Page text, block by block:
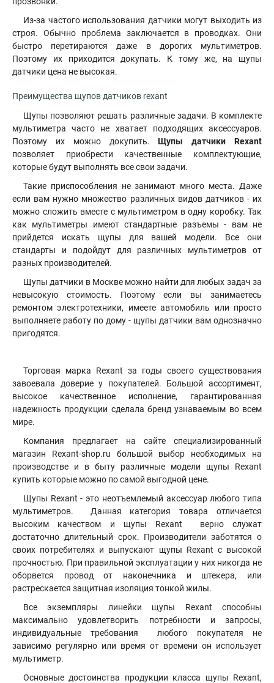
Из-за частого использования датчики могут выходить из
строя. Обычно проблема заключается в проводках. Они
быстро перетираются даже в дорогих мультиметров.
Поэтому их приходится докупать. К тому же, на щупы
датчики цена не высокая.
Преимущества щупов датчиков rexant
Щупы позволяют решать различные задачи. В комплекте
мультиметра часто не хватает подходящих аксессуаров.
Поэтому их можно докупить.Щупы датчики Rexant
позволяет приобрести качественные комплектующие,
которые будут выполнять все свои задачи.
Такие приспособления не занимают много места. Даже
если вам нужно множество различных видов датчиков - их
можно сложить вместе с мультиметром в одну коробку. Так
как мультиметры имеют стандартные разъемы - вам не
прийдется искать щупы для вашей модели. Все они
стандарты и подойдут для различных мультиметров от
разных производителей.
Щупы датчики в Москве можно найти для любых задач за
невысокую стоимость. Поэтому если вы занимаетесь
ремонтом электротехники, имеете автомобиль или просто
выполняете работу по дому - щупы датчики вам однозначно
пригодятся.
Торговая марка Rexant за годы своего существования
завоевала доверие у покупателей. Большой ассортимент,
высокое качественное исполнение, гарантированная
надежность продукции сделала бренд узнаваемым во всем
мире.
Компания предлагает на сайте специализированный
магазин Rexant-shop.ru большой выбор необходимых на
производстве и в быту различные модели щупы Rexant
купить которые можно по самой выгодной цене.
Щупы Rexant - это неотъемлемый аксессуар любого типа
мультиметров. Данная категория товара отличается
высоким качеством и щупы Rexant верно служат
достаточно длительный срок. Производители заботятся о
своих потребителях и выпускают щупы Rexant с высокой
прочностью. При правильной эксплуатации у них никогда не
оборвется провод от наконечника и штекера, или
растрескается защитная изоляция тонкой жилы.
Все экземпляры линейки щупы Rexant способны
максимально удовлетворить потребности и запросы,
индивидуальные требования любого покупателя не
зависимо регулярно или время от времени он использует
мультиметр.
Основные достоинства продукции класса щупы Rexant,